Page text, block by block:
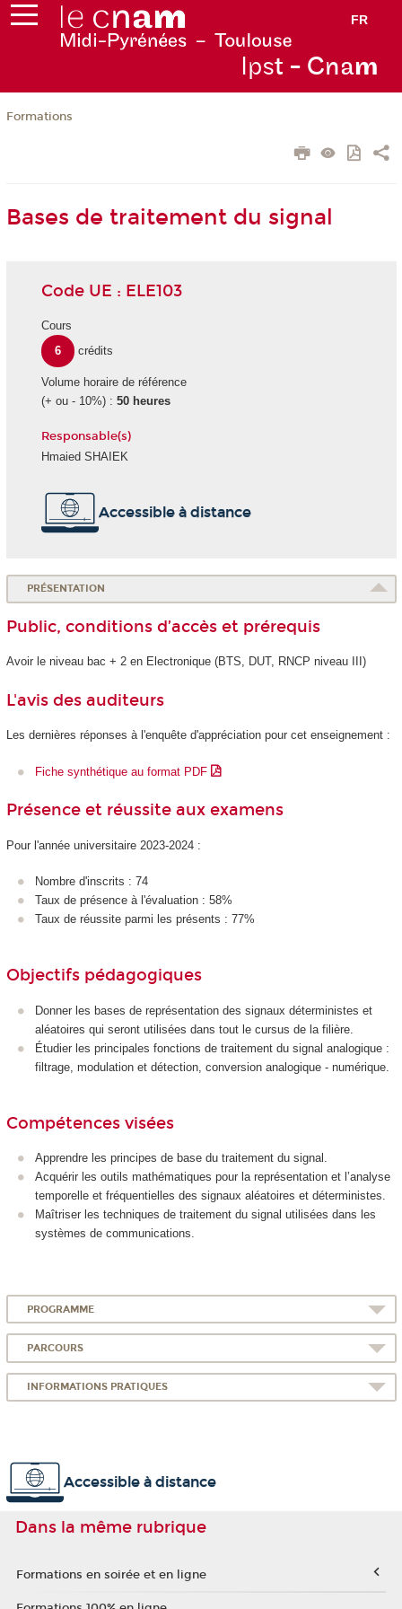
FR
Ipst - Cnam
Formations
Bases de traitement du signal
Code UE : ELE103
Cours
6
crédits
Volume horaire de référence
(+ ou - 10%) : 50 heures
Responsable(s)
Hmaied SHAIEK
Accessible à distance
PRÉSENTATION
Public, conditions d’accès et prérequis
Avoir le niveau bac + 2 en Electronique (BTS, DUT, RNCP niveau III)
L'avis des auditeurs
Les dernières réponses à l'enquête d'appréciation pour cet enseignement :
Fiche synthétique au format PDF
Présence et réussite aux examens
Pour l'année universitaire 2023-2024 :
Nombre d'inscrits : 74
Taux de présence à l'évaluation : 58%
Taux de réussite parmi les présents : 77%
Objectifs pédagogiques
Donner les bases de représentation des signaux déterministes et
aléatoires qui seront utilisées dans tout le cursus de la filière.
Étudier les principales fonctions de traitement du signal analogique :
filtrage, modulation et détection, conversion analogique - numérique.
Compétences visées
Apprendre les principes de base du traitement du signal.
Acquérir les outils mathématiques pour la représentation et l’analyse
temporelle et fréquentielles des signaux aléatoires et déterministes.
Maîtriser les techniques de traitement du signal utilisées dans les
systèmes de communications.
PROGRAMME
PARCOURS
INFORMATIONS PRATIQUES
Accessible à distance
Dans la même rubrique
Formations en soirée et en ligne